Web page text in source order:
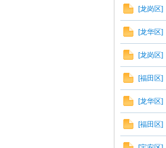
[龙岗区]
[龙华区]
[龙岗区]
[福田区]
[龙华区]
[福田区]